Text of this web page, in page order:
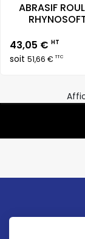
ABRASIF
Prix
43,05 € HT
soit 51,66 €TTC